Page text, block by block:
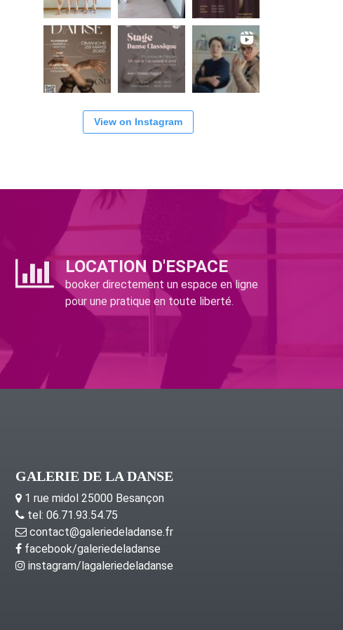
View on Instagram
LOCATION D'ESPACE
booker directement un espace en ligne
pour une pratique en toute liberté.
GALERIE DE LA DANSE
1 rue midol 25000 Besançon
tel: 06.71.93.54.75
contact@galeriedeladanse.fr
facebook/galeriedeladanse
instagram/lagaleriedeladanse